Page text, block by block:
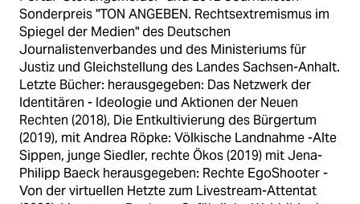
Sonderpreis "TON ANGEBEN. Rechtsextremismus im
Spiegel der Medien" des Deutschen
Journalistenverbandes und des Ministeriums für
Justiz und Gleichstellung des Landes Sachsen-Anhalt.
Letzte Bücher: herausgegeben: Das Netzwerk der
Identitären - Ideologie und Aktionen der Neuen
Rechten (2018), Die Entkultivierung des Bürgertum
(2019), mit Andrea Röpke: Völkische Landnahme -Alte
Sippen, junge Siedler, rechte Ökos (2019) mit Jena-
Philipp Baeck herausgegeben: Rechte EgoShooter -
Von der virtuellen Hetzte zum Livestream-Attentat